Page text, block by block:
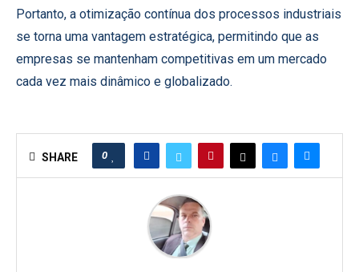
Portanto, a otimização contínua dos processos industriais
se torna uma vantagem estratégica, permitindo que as
empresas se mantenham competitivas em um mercado
cada vez mais dinâmico e globalizado.
SHARE 0